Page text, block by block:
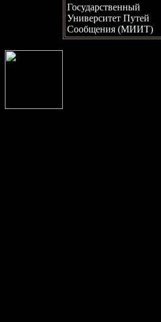
Государственный
Университет Путей
Сообщения (МИИТ)